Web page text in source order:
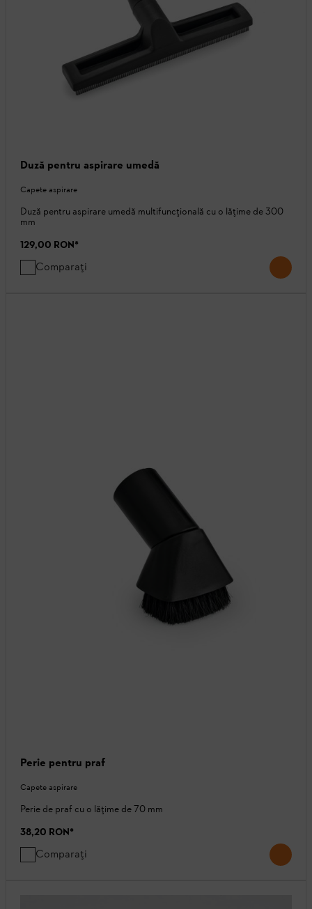
Duză pentru aspirare umedă
Capete aspirare
Duză pentru aspirare umedă multifuncțională cu o lățime de 300
mm
129,00 RON*
Comparați
Perie pentru praf
Capete aspirare
Perie de praf cu o lățime de 70 mm
38,20 RON*
Comparați